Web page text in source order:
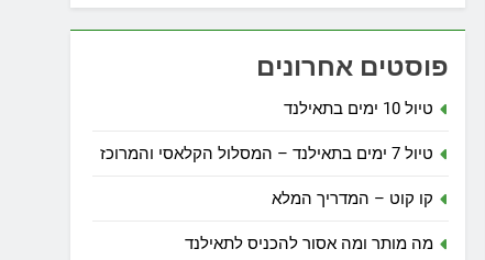
פוסטים אחרונים
טיול 10 ימים בתאילנד
טיול 7 ימים בתאילנד – המסלול הקלאסי והמרוכז
קו קוט – המדריך המלא
מה מותר ומה אסור להכניס לתאילנד